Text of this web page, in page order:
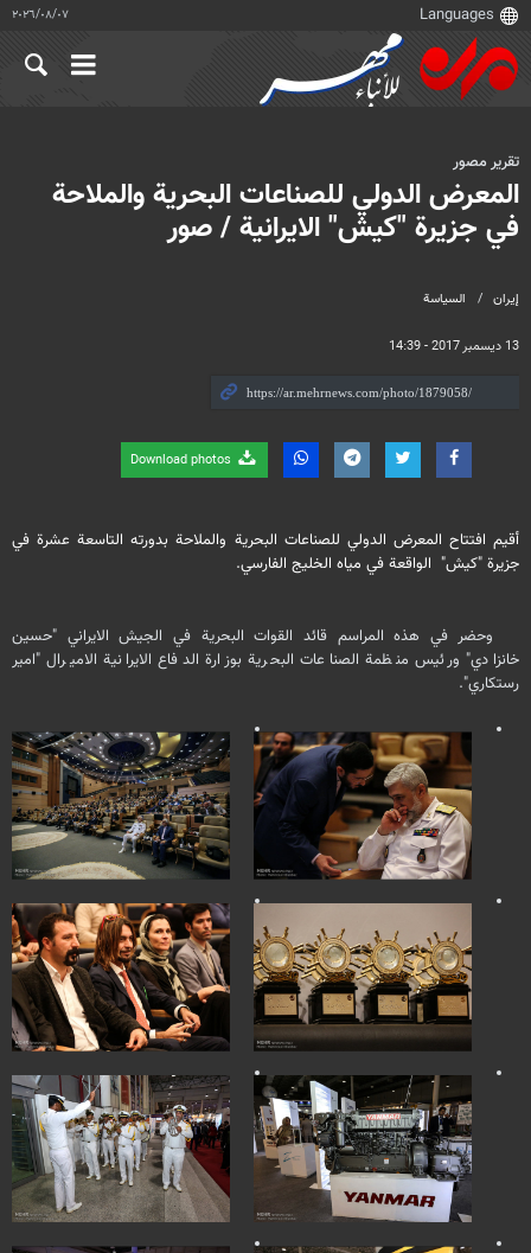
٠٧‏/٠٨‏/٢٠٢٦
إيران السياسة
13 ديسمبر 2017 - 14:39
تقرير مصور
المعرض الدولي للصناعات البحرية والملاحة
في جزيرة "كيش" الايرانية / صور
أقيم افتتاح المعرض الدولي للصناعات البحرية والملاحة بدورته التاسعة عشرة في
جزيرة "كيش" الواقعة في مياه الخليج الفارسي.
وحضر في هذه المراسم قائد القوات البحرية في الجيش الايراني "حسين
خانزادي" ورئيس منظمة الصناعات البحرية بوزارة الدفاع الايرانية الاميرال "امير
رستكاري".